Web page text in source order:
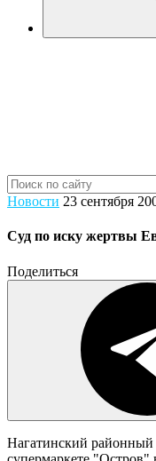
Новости 23 сентября
Суд по иску жертвы
Поделиться
Нагатинский районный